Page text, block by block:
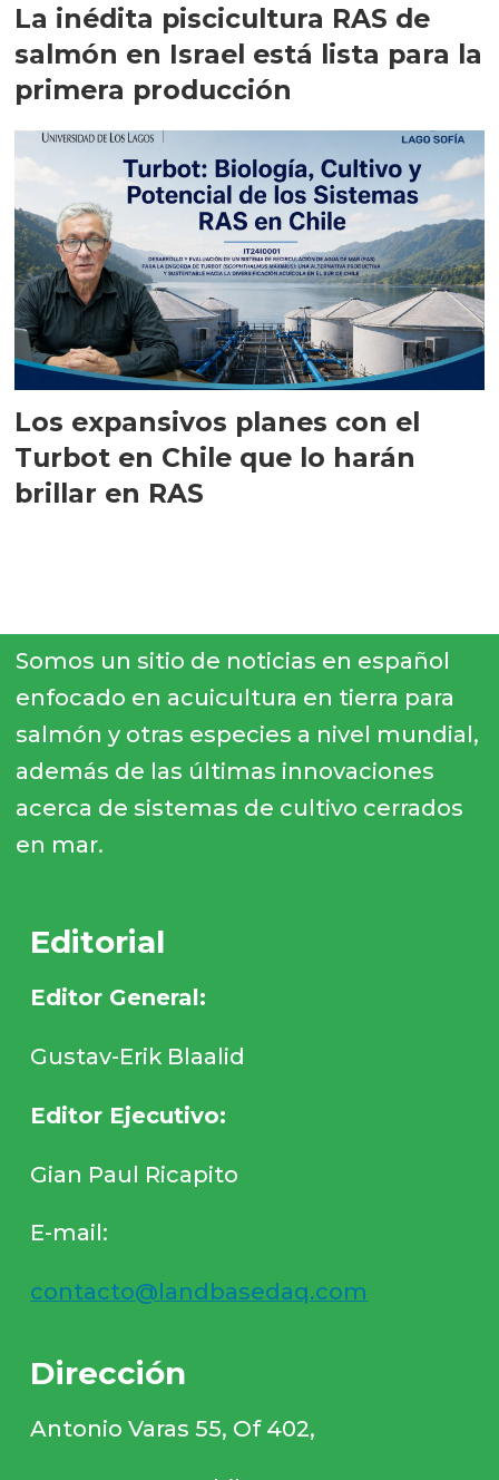
La inédita piscicultura RAS de
salmón en Israel está lista para la
primera producción
Los expansivos planes con el
Turbot en Chile que lo harán
brillar en RAS
Somos un sitio de noticias en español
enfocado en acuicultura en tierra para
salmón y otras especies a nivel mundial,
además de las últimas innovaciones
acerca de sistemas de cultivo cerrados
en mar.
Editorial
Editor General:
Gustav-Erik Blaalid
Editor Ejecutivo:
Gian Paul Ricapito
E-mail:
contacto@landbasedaq.com
Dirección
Antonio Varas 55, Of 402,